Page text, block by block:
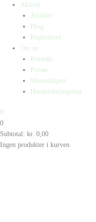
Aktuelt
Artikler
Blog
Bogtrailere
Om os
Kontakt
Presse
Manuskripter
Handelsbetingelser
0
0
Subtotal: kr. 0,00
Ingen produkter i kurven